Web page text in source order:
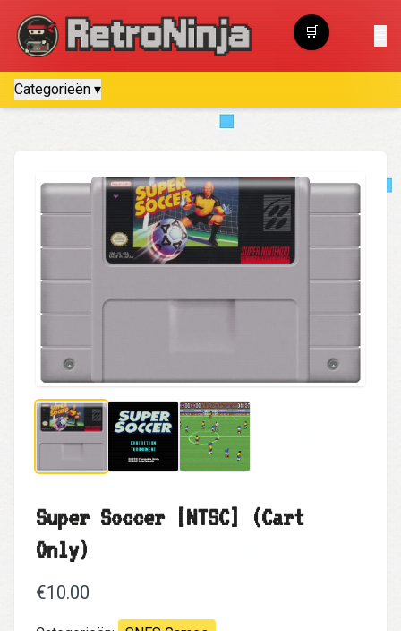
Categorieën ▾
🛒
Winkelwagen
Super Soccer [NTSC] (Cart
Only)
€10.00